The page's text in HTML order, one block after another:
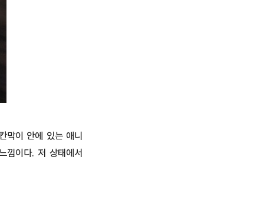
막이 안에 있는 애니
낌이다. 저 상태에서